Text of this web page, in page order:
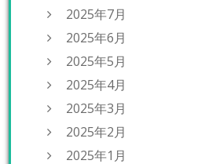
2025年7月
2025年6月
2025年5月
2025年4月
2025年3月
2025年2月
2025年1月